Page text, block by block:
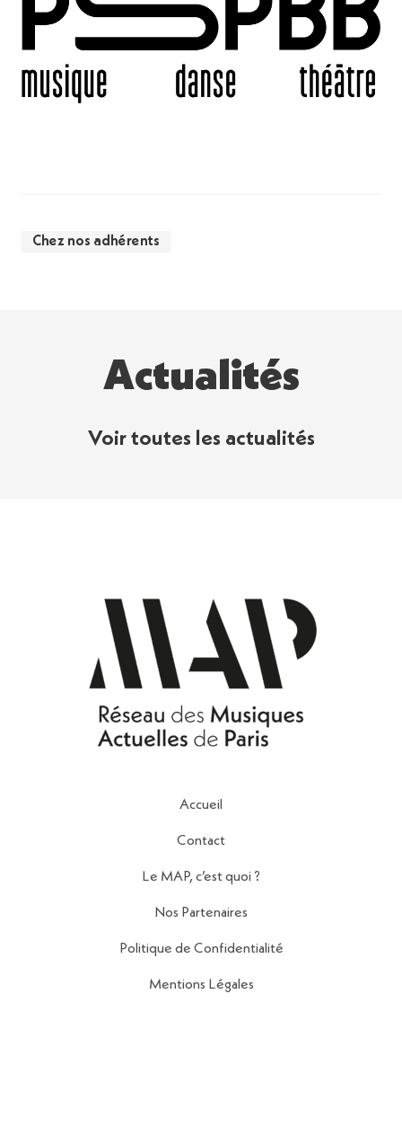
Chez nos adhérents
Actualités
Voir toutes les actualités
Accueil
Contact
Le MAP, c’est quoi ?
Nos Partenaires
Politique de Confidentialité
Mentions Légales